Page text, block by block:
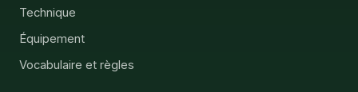
Technique
Équipement
Vocabulaire et règles